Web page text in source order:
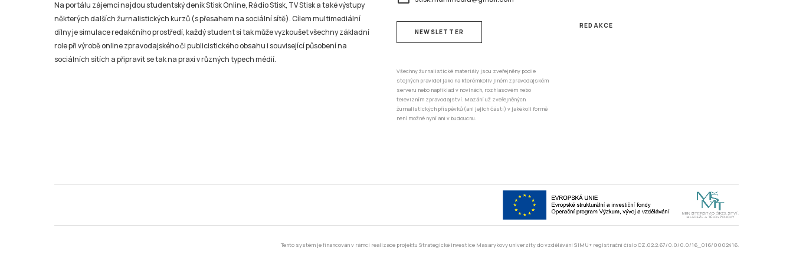
sociálních sítích a připravit se tak na praxi v různých typech médií.
Všechny žurnalistické materiály jsou zveřejněny podle
stejných pravidel jako na kterémkoliv jiném zpravodajském
serveru nebo například v novinách, rozhlasovém nebo
není možné nyní ani v budoucnu.
Tento systém je financován v rámci realizace projektu Strategické investice Masarykovy univerzity do vzdělávání SIMU+ registrační číslo CZ.02.2.67/0.0/0.0/16_016/0002416.